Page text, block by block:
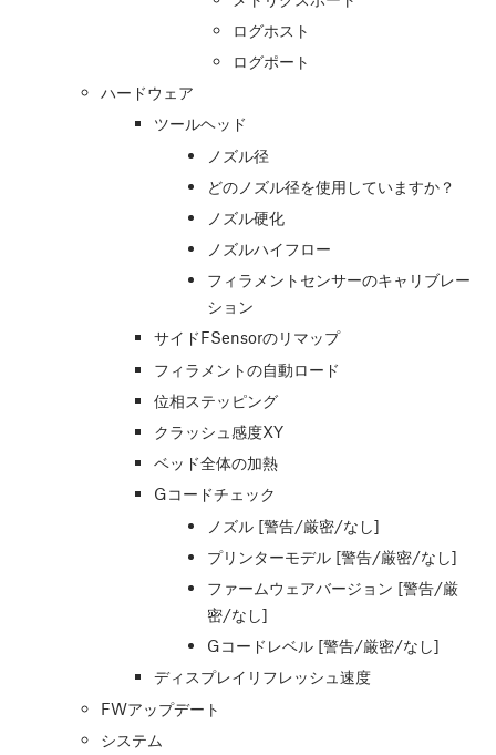
ログホスト
ログポート
ハードウェア
ツールヘッド
ノズル径
どのノズル径を使用していますか？
ノズル硬化
ノズルハイフロー
フィラメントセンサーのキャリブレー
ション
サイドFSensorのリマップ
フィラメントの自動ロード
位相ステッピング
クラッシュ感度XY
ベッド全体の加熱
Gコードチェック
ノズル [警告/厳密/なし]
プリンターモデル [警告/厳密/なし]
ファームウェアバージョン [警告/厳
密/なし]
Gコードレベル [警告/厳密/なし]
ディスプレイリフレッシュ速度
FWアップデート
システム